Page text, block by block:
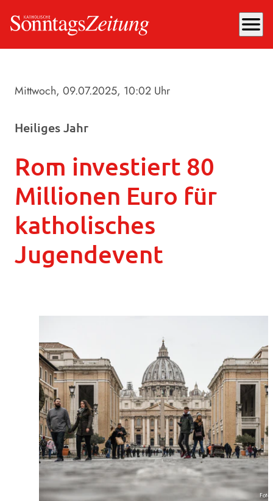
menu
Mittwoch, 09.07.2025, 10:02 Uhr
Heiliges Jahr
Rom investiert 80
Millionen Euro für
katholisches
Jugendevent